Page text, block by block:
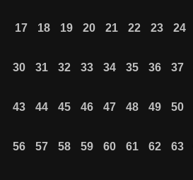
17 18 19 20 21 22 23 24
30 31 32 33 34 35 36 37
43 44 45 46 47 48 49 50
56 57 58 59 60 61 62 63